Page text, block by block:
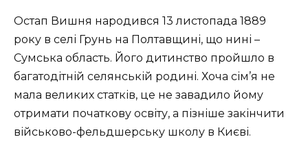
Остап Вишня народився 13 листопада 1889
року в селі Грунь на Полтавщині, що нині –
Сумська область. Його дитинство пройшло в
багатодітній селянській родині. Хоча сім’я не
мала великих статків, це не завадило йому
отримати початкову освіту, а пізніше закінчити
військово-фельдшерську школу в Києві.